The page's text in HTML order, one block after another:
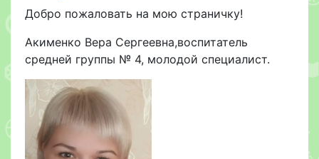
Добро пожаловать на мою страничку!
Акименко Вера Сергеевна,воспитатель
средней группы № 4, молодой специалист.